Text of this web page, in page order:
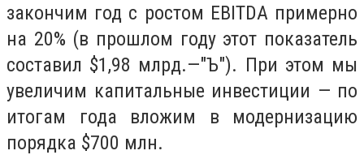
закончим год с ростом EBITDA примерно
на 20% (в прошлом году этот показатель
составил $1,98 млрд.—"Ъ"). При этом мы
увеличим капитальные инвестиции — по
итогам года вложим в модернизацию
порядка $700 млн.